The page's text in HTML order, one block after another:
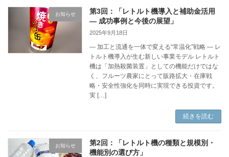
お知らせ
第3回：「レトルト機導入と補助金活用
― 成功事例と今後の展望」
2025年9月18日
― 加工と流通を一体で変える“常温化”戦略 ― レ
トルト機導入が生む新しい事業モデル レトルト
機は「加熱殺菌装置」としての機能だけではな
く、フルーツ農家にとって販路拡大・在庫戦
略・安全性強化を同時に実現できる投資です。
実 […]
続きを読む
お知らせ
第2回：「レトルト機の種類と規模別・
機能別の選び方」